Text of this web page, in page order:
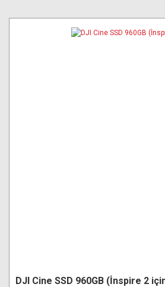
DJI Cine SSD 960GB (İnspire 2